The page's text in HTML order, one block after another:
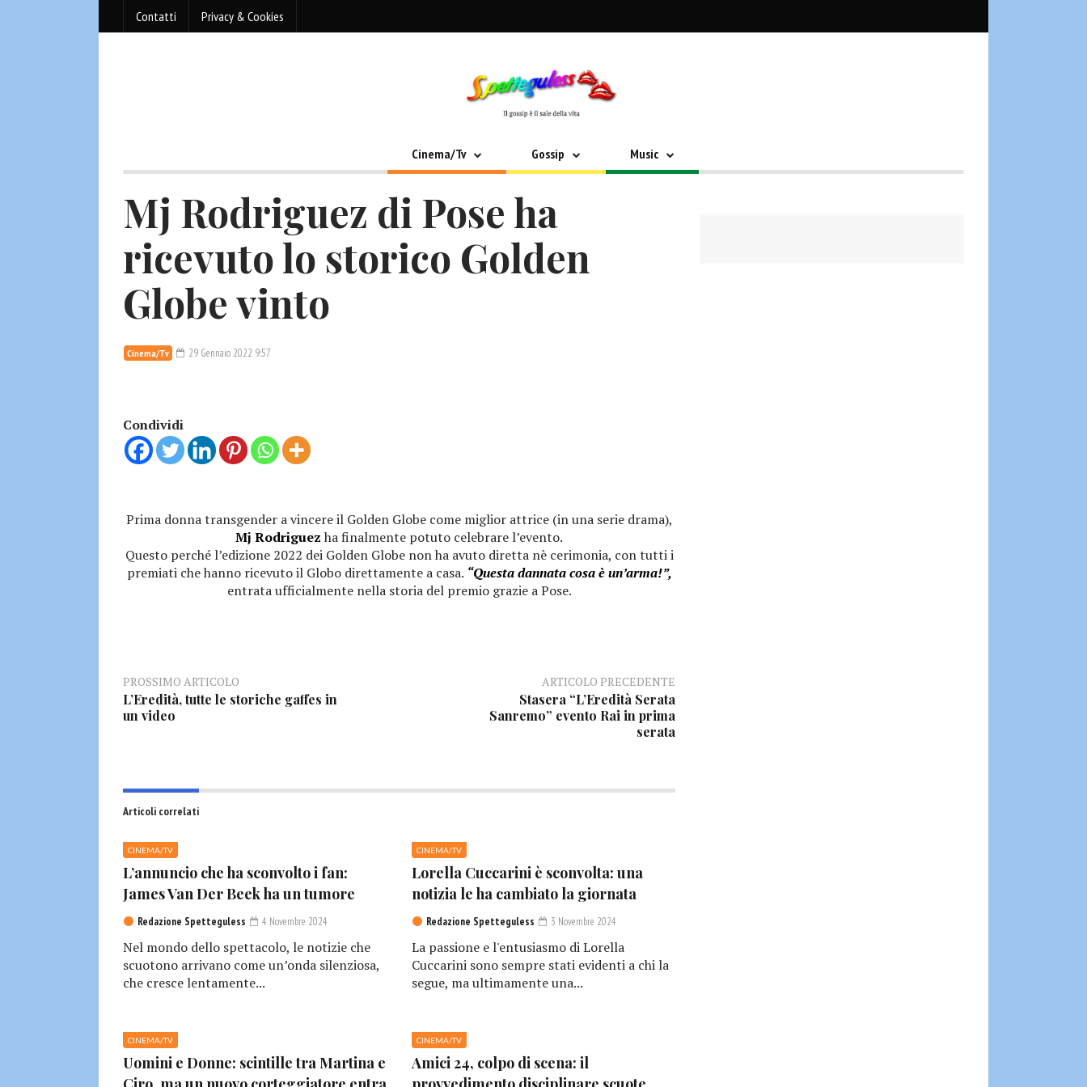
Contatti Privacy & Cookies
Cinema/Tv Gossip Music
Mj Rodriguez di Pose ha
ricevuto lo storico Golden
Globe vinto
Cinema/Tv 29 Gennaio 2022 9:57
Condividi
Prima donna transgender a vincere il Golden Globe come miglior attrice (in una serie drama),
Mj Rodriguez ha finalmente potuto celebrare l’evento.
Questo perché l’edizione 2022 dei Golden Globe non ha avuto diretta nè cerimonia, con tutti i
premiati che hanno ricevuto il Globo direttamente a casa. “Questa dannata cosa è un’arma!”,
entrata ufficialmente nella storia del premio grazie a Pose.
PROSSIMO ARTICOLO
L’Eredità, tutte le storiche gaffes in
un video
ARTICOLO PRECEDENTE
Stasera “L’Eredità Serata
Sanremo” evento Rai in prima
serata
Articoli correlati
CINEMA/TV
L’annuncio che ha sconvolto i fan:
James Van Der Beek ha un tumore
Redazione Spetteguless 4 Novembre 2024
Nel mondo dello spettacolo, le notizie che
scuotono arrivano come un’onda silenziosa,
che cresce lentamente...
CINEMA/TV
Lorella Cuccarini è sconvolta: una
notizia le ha cambiato la giornata
Redazione Spetteguless 3 Novembre 2024
La passione e l'entusiasmo di Lorella
Cuccarini sono sempre stati evidenti a chi la
segue, ma ultimamente una...
CINEMA/TV
Uomini e Donne: scintille tra Martina e
CINEMA/TV
Amici 24, colpo di scena: il